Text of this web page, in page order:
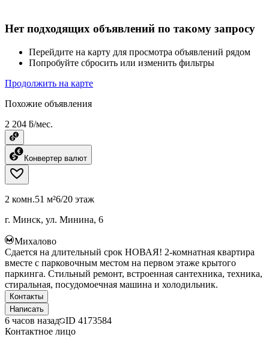
Нет подходящих объявлений по такому запросу
Перейдите на карту для просмотра объявлений рядом
Попробуйте сбросить или изменить фильтры
Продолжить на карте
Похожие объявления
2 204 ƃ/мес.
Конвертер валют
2 комн.51 м²6/20 этаж
г. Минск, ул. Минина, 6
Михалово
Сдается на длительный срок НОВАЯ! 2-комнатная квартира
вместе с парковочным местом на первом этаже крытого
паркинга. Стильный ремонт, встроенная сантехника, техника,
стиральная, посудомоечная машина и холодильник.
Контакты
Написать
6 часов назад ID 4173584
Контактное лицо